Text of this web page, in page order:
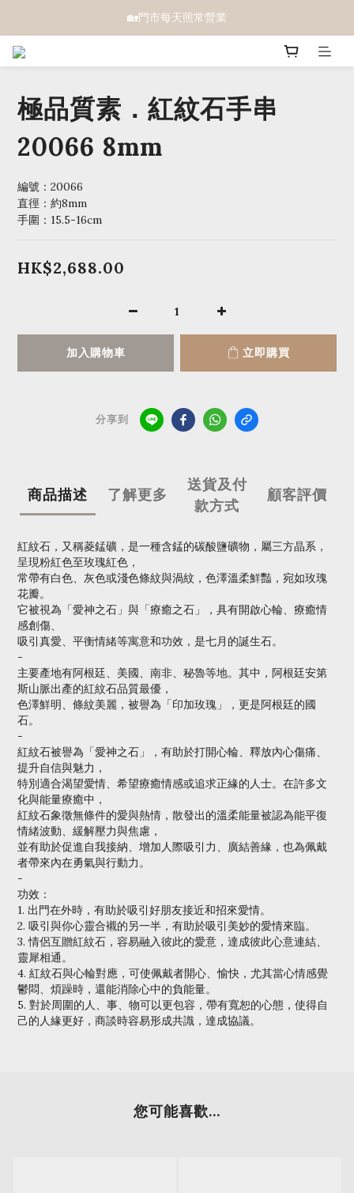
🏡門市每天照常營業
極品質素．紅紋石手串
20066 8mm
編號：20066
直徑：約8mm
手圍：15.5-16cm
HK$2,688.00
加入購物車 立即購買
分享到
商品描述 了解更多
送貨及付
款方式
顧客評價
紅紋石，又稱菱錳礦，是一種含錳的碳酸鹽礦物，屬三方晶系，
呈現粉紅色至玫瑰紅色，
常帶有白色、灰色或淺色條紋與渦紋，色澤溫柔鮮豔，宛如玫瑰
花瓣。
它被視為「愛神之石」與「療癒之石」，具有開啟心輪、療癒情
感創傷、
吸引真愛、平衡情緒等寓意和功效，是七月的誕生石。
-
主要產地有阿根廷、美國、南非、秘魯等地。其中，阿根廷安第
斯山脈出產的紅紋石品質最優，
色澤鮮明、條紋美麗，被譽為「印加玫瑰」，更是阿根廷的國
石。
-
紅紋石被譽為「愛神之石」，有助於打開心輪、釋放內心傷痛、
提升自信與魅力，
特別適合渴望愛情、希望療癒情感或追求正緣的人士。在許多文
化與能量療癒中，
紅紋石象徵無條件的愛與熱情，散發出的溫柔能量被認為能平復
情緒波動、緩解壓力與焦慮，
並有助於促進自我接納、增加人際吸引力、廣結善緣，也為佩戴
者帶來內在勇氣與行動力。
-
功效：
1. 出門在外時，有助於吸引好朋友接近和招來愛情。
2. 吸引與你心靈合襯的另一半，有助於吸引美妙的愛情來臨。
3. 情侶互贈紅紋石，容易融入彼此的愛意，達成彼此心意連結、
靈犀相通。
4. 紅紋石與心輪對應，可使佩戴者開心、愉快，尤其當心情感覺
鬱悶、煩躁時，還能消除心中的負能量。
5. 對於周圍的人、事、物可以更包容，帶有寬恕的心態，使得自
己的人緣更好，商談時容易形成共識，達成協議。
您可能喜歡...